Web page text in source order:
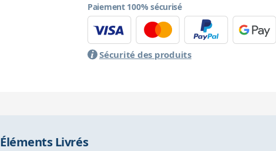
Paiement 100% sécurisé
Sécurité des produits
Éléments Livrés